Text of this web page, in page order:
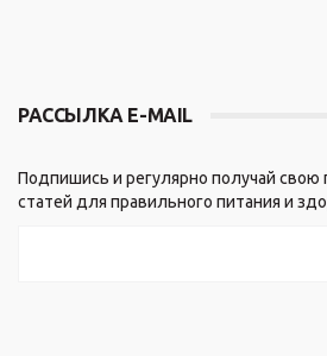
РАССЫЛКА E-MAIL
Подпишись и регулярно получай
статей для правильного питания и